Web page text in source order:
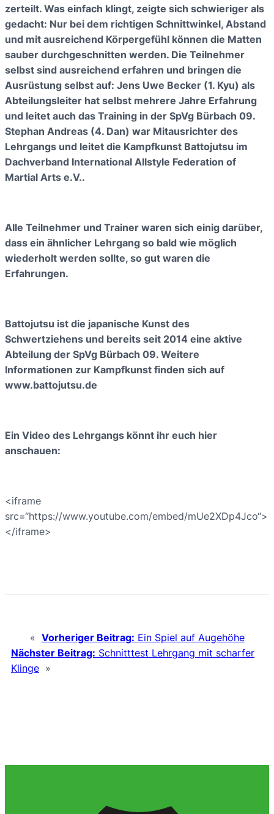
zerteilt. Was einfach klingt, zeigte sich schwieriger als
gedacht: Nur bei dem richtigen Schnittwinkel, Abstand
und mit ausreichend Körpergefühl können die Matten
sauber durchgeschnitten werden. Die Teilnehmer
selbst sind ausreichend erfahren und bringen die
Ausrüstung selbst auf: Jens Uwe Becker (1. Kyu) als
Abteilungsleiter hat selbst mehrere Jahre Erfahrung
und leitet auch das Training in der SpVg Bürbach 09.
Stephan Andreas (4. Dan) war Mitausrichter des
Lehrgangs und leitet die Kampfkunst Battojutsu im
Dachverband International Allstyle Federation of
Martial Arts e.V..
Alle Teilnehmer und Trainer waren sich einig darüber,
dass ein ähnlicher Lehrgang so bald wie möglich
wiederholt werden sollte, so gut waren die
Erfahrungen.
Battojutsu ist die japanische Kunst des
Schwertziehens und bereits seit 2014 eine aktive
Abteilung der SpVg Bürbach 09. Weitere
Informationen zur Kampfkunst finden sich auf
www.battojutsu.de
Ein Video des Lehrgangs könnt ihr euch hier
anschauen:
<iframe
src=“https://www.youtube.com/embed/mUe2XDp4Jco“>
</iframe>
« Vorheriger Beitrag: Ein Spiel auf Augehöhe
Nächster Beitrag: Schnitttest Lehrgang mit scharfer
Klinge »